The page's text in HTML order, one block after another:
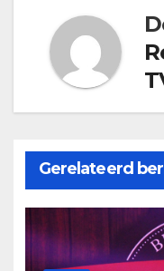
Gerelateerd